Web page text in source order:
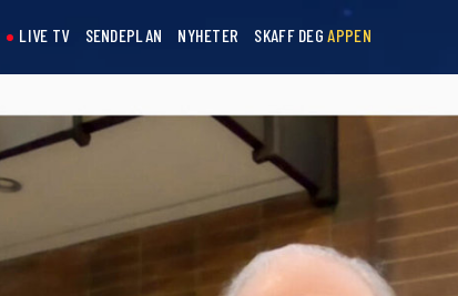
LIVE TV SENDEPLAN NYHETER SKAFF DEGAPPEN